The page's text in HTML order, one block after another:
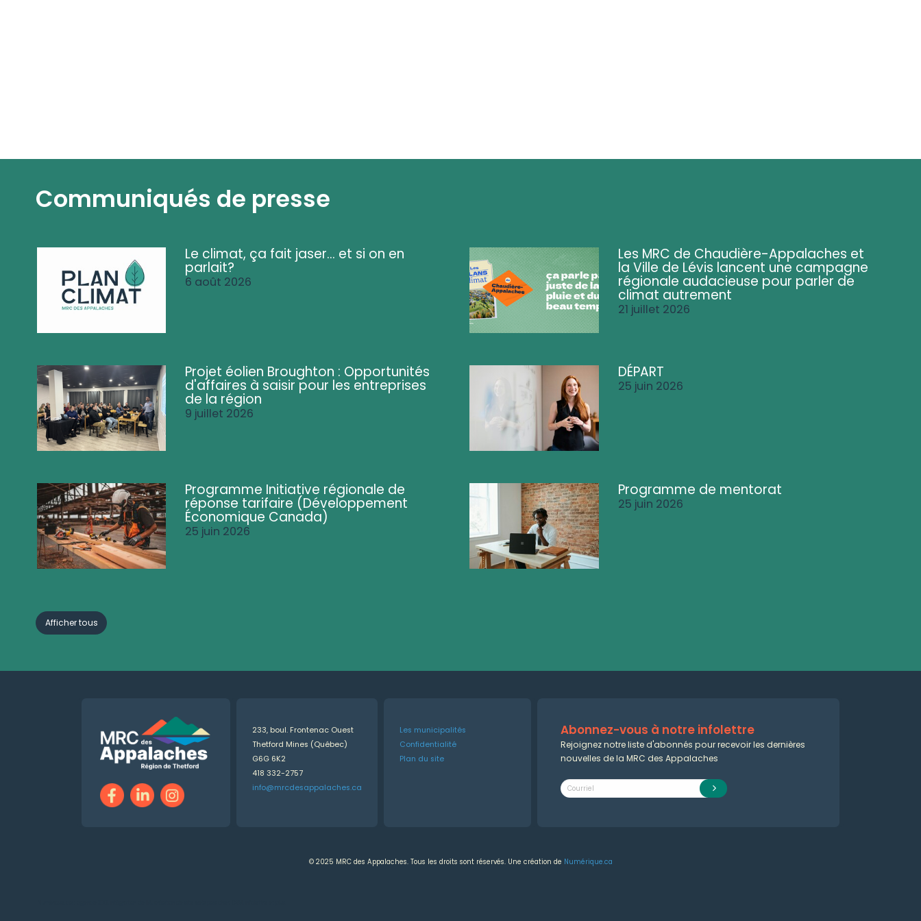
Communiqués de presse
Le climat, ça fait jaser... et si on en
parlait?
6 août 2026
Les MRC de Chaudière-Appalaches et
la Ville de Lévis lancent une campagne
régionale audacieuse pour parler de
climat autrement
21 juillet 2026
Projet éolien Broughton : Opportunités
d'affaires à saisir pour les entreprises
de la région
9 juillet 2026
DÉPART
25 juin 2026
Programme Initiative régionale de
réponse tarifaire (Développement
Économique Canada)
25 juin 2026
Programme de mentorat
25 juin 2026
Afficher tous
233, boul. Frontenac Ouest
Thetford Mines (Québec)
G6G 6K2
418 332-2757
info@mrcdesappalaches.ca
Les municipalités
Confidentialité
Plan du site
Abonnez-vous à notre infolettre
Rejoignez notre liste d'abonnés pour recevoir les dernières
nouvelles de la MRC des Appalaches
© 2025 MRC des Appalaches. Tous les droits sont réservés. Une création de Numérique.ca